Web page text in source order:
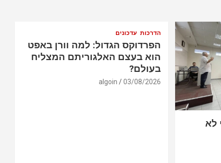
לא
הדרכות עדכונים
הפרדוקס הגדול: למה וורן באפט
הוא בעצם האלגוריתם המצליח
בעולם?
03/08/2026
algoin